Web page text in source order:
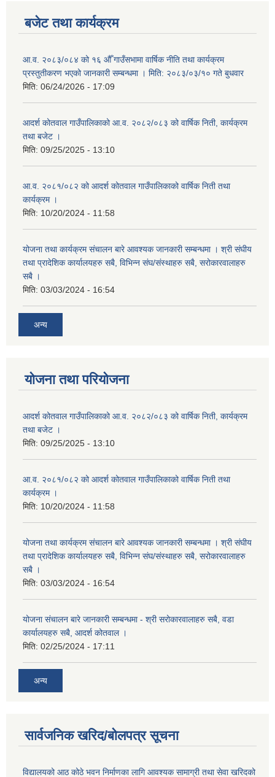
बजेट तथा कार्यक्रम
आ.व. २०८३/०८४ को १६ औँ गाउँसभामा वार्षिक नीति तथा कार्यक्रम
प्रस्तुतीकरण भएको जानकारी सम्बन्धमा । मिति: २०८३/०३/१० गते बुधवार
मिति: 06/24/2026 - 17:09
आदर्श कोतवाल गाउँपालिकाको आ.व. २०८२/०८३ को वार्षिक निती, कार्यक्रम
तथा बजेट ।
मिति: 09/25/2025 - 13:10
आ.व. २०८१/०८२ को आदर्श कोतवाल गाउँपालिकाको वार्षिक निती तथा
कार्यक्रम ।
मिति: 10/20/2024 - 11:58
योजना तथा कार्यक्रम संचालन बारे आवश्यक जानकारी सम्बन्धमा । श्री संघीय
तथा प्रादेशिक कार्यालयहरु सबै, विभिन्‍न संघ/संस्थाहरु सबै, सरोकारवालाहरु
सबै ।
मिति: 03/03/2024 - 16:54
अन्य
योजना तथा परियोजना
आदर्श कोतवाल गाउँपालिकाको आ.व. २०८२/०८३ को वार्षिक निती, कार्यक्रम
तथा बजेट ।
मिति: 09/25/2025 - 13:10
आ.व. २०८१/०८२ को आदर्श कोतवाल गाउँपालिकाको वार्षिक निती तथा
कार्यक्रम ।
मिति: 10/20/2024 - 11:58
योजना तथा कार्यक्रम संचालन बारे आवश्यक जानकारी सम्बन्धमा । श्री संघीय
तथा प्रादेशिक कार्यालयहरु सबै, विभिन्‍न संघ/संस्थाहरु सबै, सरोकारवालाहरु
सबै ।
मिति: 03/03/2024 - 16:54
योजना संचालन बारे जानकारी सम्बन्धमा - श्री सरोकारवालाहरु सबै, वडा
कार्यालयहरु सबै, आदर्श कोतवाल ।
मिति: 02/25/2024 - 17:11
अन्य
सार्वजनिक खरिद/बोलपत्र सूचना
विद्यालयको आठ कोठे भवन निर्माणका लागि आवश्यक सामाग्री तथा सेवा खरिदको